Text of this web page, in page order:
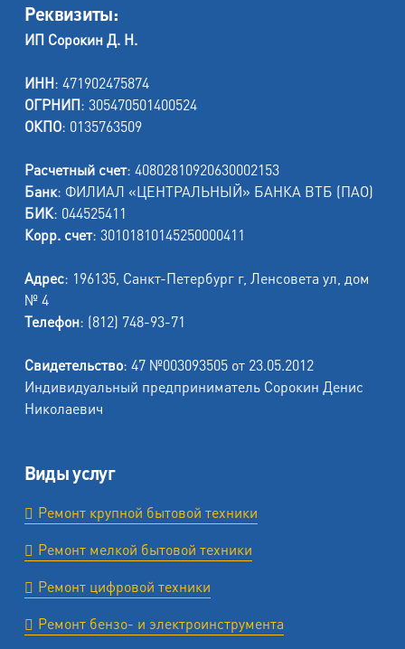
Реквизиты:
ИП Сорокин Д. Н.
ИНН: 471902475874
ОГРНИП: 305470501400524
ОКПО: 0135763509
Расчетный счет: 40802810920630002153
Банк: ФИЛИАЛ «ЦЕНТРАЛЬНЫЙ» БАНКА ВТБ (ПАО)
БИК: 044525411
Корр. счет: 30101810145250000411
Адрес: 196135, Санкт-Петербург г, Ленсовета ул, дом
№ 4
Телефон: (812) 748-93-71
Свидетельство: 47 №003093505 от 23.05.2012
Индивидуальный предприниматель Сорокин Денис
Николаевич
Виды услуг
Ремонт крупной бытовой техники
Ремонт мелкой бытовой техники
Ремонт цифровой техники
Ремонт бензо- и электроинструмента